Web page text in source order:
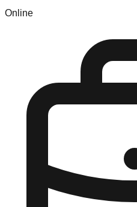
Online